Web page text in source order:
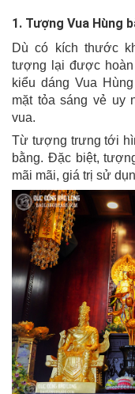
1. Tượng Vua Hùng
Dù có kích thước
tượng lại được
kiểu dáng Vua
mặt tỏa sáng vẻ uy
vua.
Từ tượng trưng tới
bằng. Đặc biệt,
mãi mãi, giá trị sử